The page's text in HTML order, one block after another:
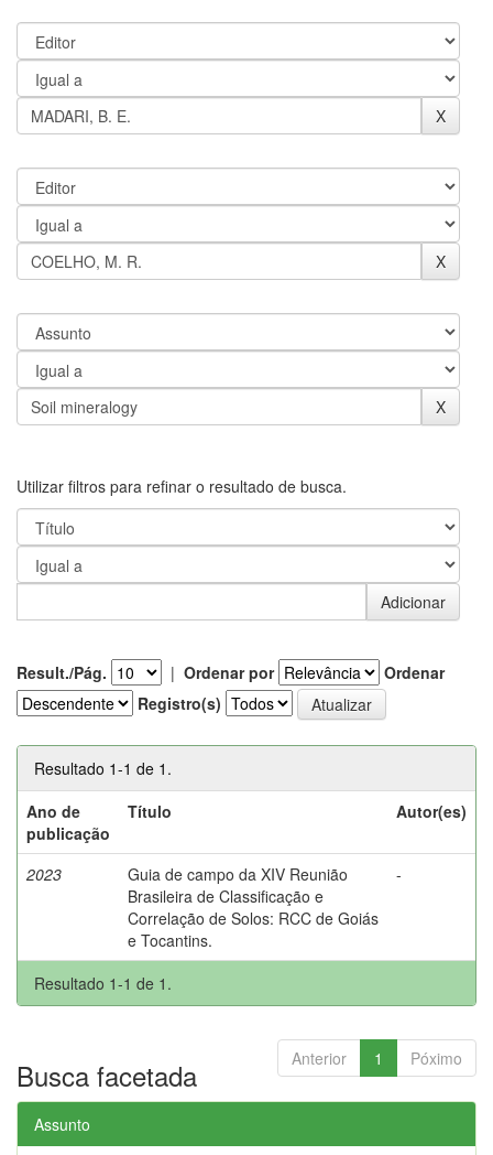
Utilizar filtros para refinar o resultado de busca.
Result./Pág. | Ordenar por
Ordenar
Registro(s)
Resultado 1-1 de 1.
Ano de
publicação
Título Autor(es)
2023
Guia de campo da XIV Reunião
Brasileira de Classificação e
Correlação de Solos: RCC de Goiás
e Tocantins.
-
Resultado 1-1 de 1.
Anterior 1 Póximo
Busca facetada
Assunto